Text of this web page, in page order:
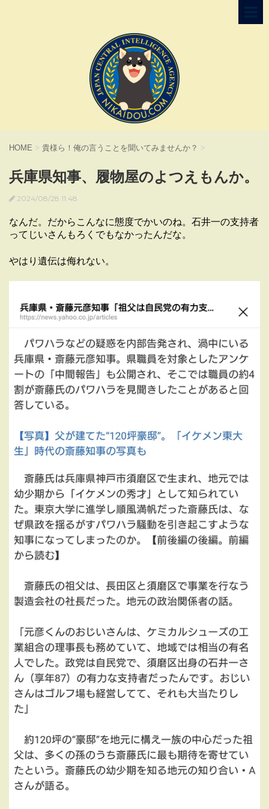
HOME > 貴様ら！俺の言うことを聞いてみませんか？ >
兵庫県知事、履物屋のよつえもんか。
2024/08/28 11:48
なんだ。だからこんなに態度でかいのね。石井一の支持者
ってじいさんもろくでもなかったんだな。
やはり遺伝は侮れない。